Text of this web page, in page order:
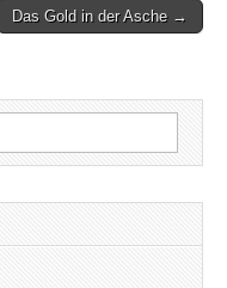
Das Gold in der Asche →